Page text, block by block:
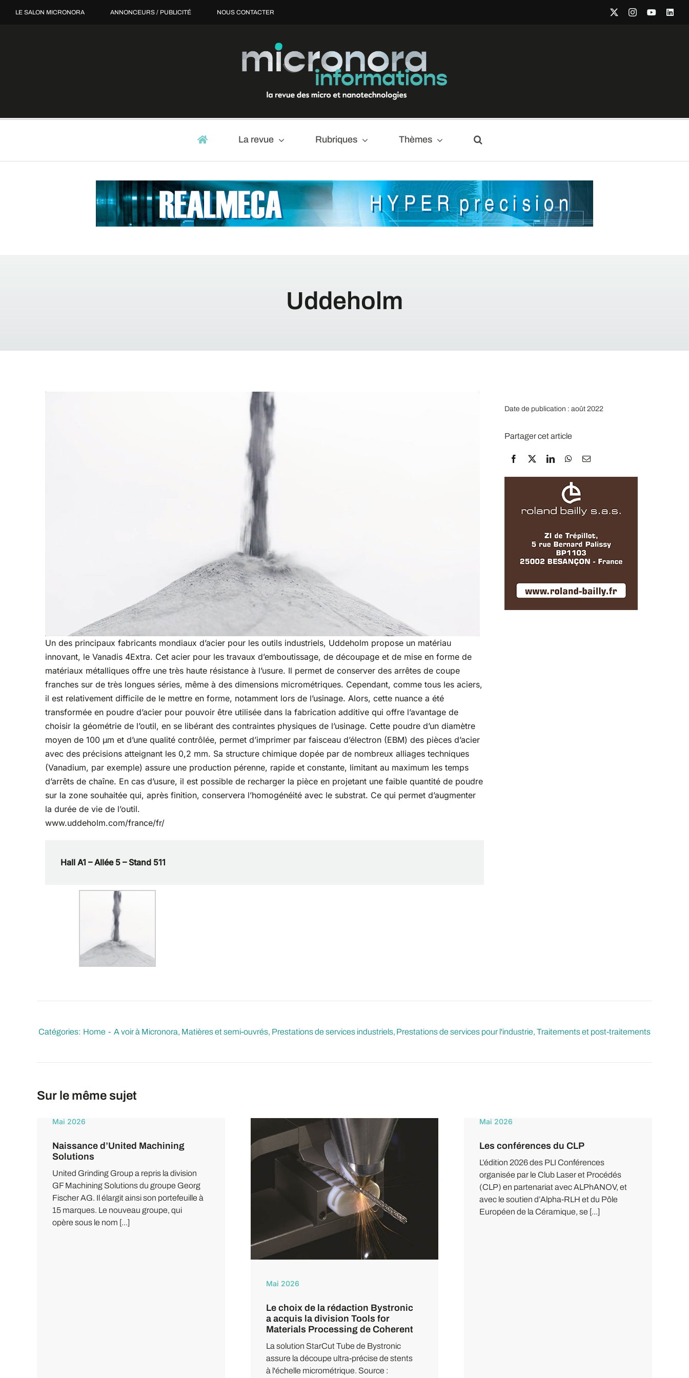
LE SALON MICRONORA ANNONCEURS / PUBLICITÉ NOUS CONTACTER
La revue Rubriques Thèmes
Uddeholm
Un des principaux fabricants mondiaux d’acier pour les outils industriels, Uddeholm propose un matériau
innovant, le Vanadis 4Extra. Cet acier pour les travaux d’emboutissage, de découpage et de mise en forme de
matériaux métalliques offre une très haute résistance à l’usure. Il permet de conserver des arrêtes de coupe
franches sur de très longues séries, même à des dimensions micrométriques. Cependant, comme tous les aciers,
il est relativement difficile de le mettre en forme, notamment lors de l’usinage. Alors, cette nuance a été
transformée en poudre d’acier pour pouvoir être utilisée dans la fabrication additive qui offre l’avantage de
choisir la géométrie de l’outil, en se libérant des contraintes physiques de l’usinage. Cette poudre d’un diamètre
moyen de 100 µm et d’une qualité contrôlée, permet d’imprimer par faisceau d’électron (EBM) des pièces d’acier
avec des précisions atteignant les 0,2 mm. Sa structure chimique dopée par de nombreux alliages techniques
(Vanadium, par exemple) assure une production pérenne, rapide et constante, limitant au maximum les temps
d’arrêts de chaîne. En cas d’usure, il est possible de recharger la pièce en projetant une faible quantité de poudre
sur la zone souhaitée qui, après finition, conservera l’homogénéité avec le substrat. Ce qui permet d’augmenter
la durée de vie de l’outil.
www.uddeholm.com/france/fr/
Hall A1 – Allée 5 – Stand 511
Date de publication : août 2022
Partager cet article
Catégories: Home A voir à Micronora Matières et semi-ouvrés Prestations de services industriels Prestations de services pour l'industrie Traitements et post-traitements
Sur le même sujet
Mai 2026
Naissance d’United Machining
Solutions
United Grinding Group a repris la division
GF Machining Solutions du groupe Georg
Fischer AG. Il élargit ainsi son portefeuille à
15 marques. Le nouveau groupe, qui
opère sous le nom [...]
Mai 2026
Le choix de la rédaction Bystronic
a acquis la division Tools for
Materials Processing de Coherent
La solution StarCut Tube de Bystronic
assure la découpe ultra-précise de stents
à l'échelle micrométrique. Source :
Mai 2026
Les conférences du CLP
L’édition 2026 des PLI Conférences
organisée par le Club Laser et Procédés
(CLP) en partenariat avec ALPhANOV, et
avec le soutien d’Alpha-RLH et du Pôle
Européen de la Céramique, se [...]